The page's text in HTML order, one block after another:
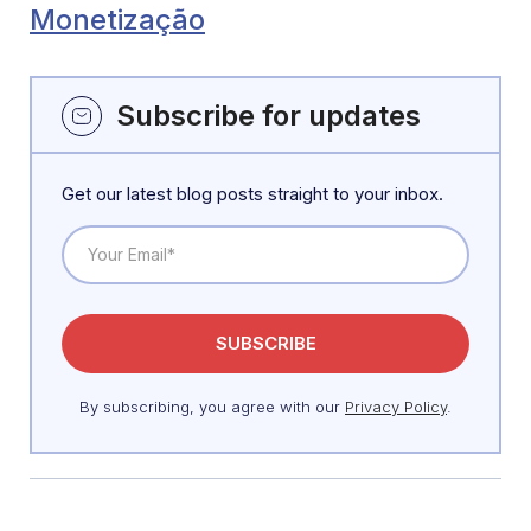
Monetização
Subscribe for updates
Get our latest blog posts straight to your inbox.
By subscribing, you agree with our Privacy Policy.